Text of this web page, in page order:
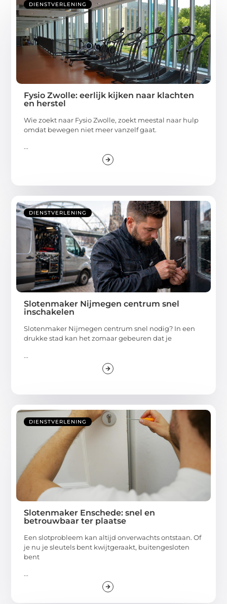
DIENSTVERLENING
Fysio Zwolle: eerlijk kijken naar klachten
en herstel
Wie zoekt naar Fysio Zwolle, zoekt meestal naar hulp
omdat bewegen niet meer vanzelf gaat.
...
DIENSTVERLENING
Slotenmaker Nijmegen centrum snel
inschakelen
Slotenmaker Nijmegen centrum snel nodig? In een
drukke stad kan het zomaar gebeuren dat je
...
DIENSTVERLENING
Slotenmaker Enschede: snel en
betrouwbaar ter plaatse
Een slotprobleem kan altijd onverwachts ontstaan. Of
je nu je sleutels bent kwijtgeraakt, buitengesloten
bent
...